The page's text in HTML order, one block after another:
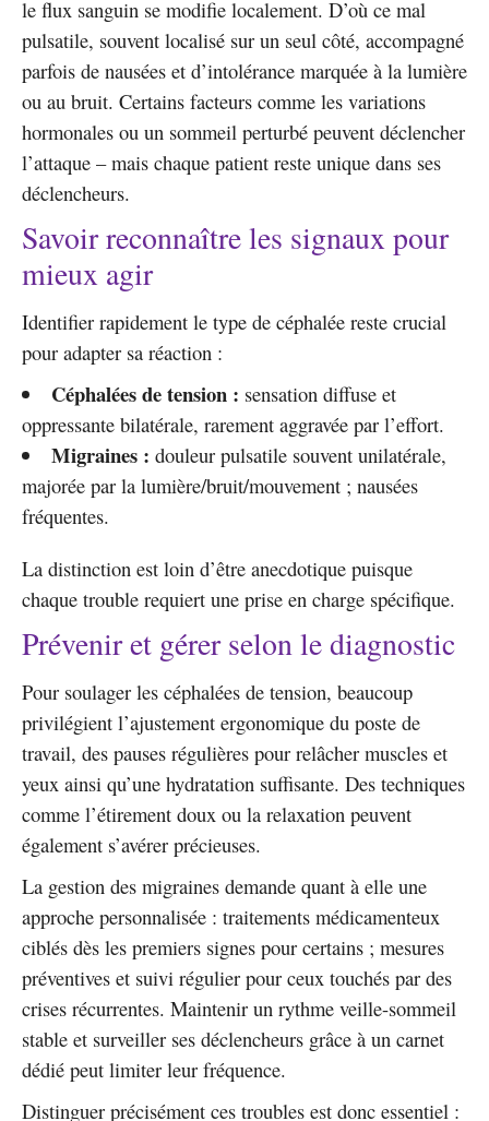
le flux sanguin se modifie localement. D’où ce mal
pulsatile, souvent localisé sur un seul côté, accompagné
parfois de nausées et d’intolérance marquée à la lumière
ou au bruit. Certains facteurs comme les variations
hormonales ou un sommeil perturbé peuvent déclencher
l’attaque – mais chaque patient reste unique dans ses
déclencheurs.
Savoir reconnaître les signaux pour
mieux agir
Identifier rapidement le type de céphalée reste crucial
pour adapter sa réaction :
Céphalées de tension : sensation diffuse et
oppressante bilatérale, rarement aggravée par l’effort.
Migraines : douleur pulsatile souvent unilatérale,
majorée par la lumière/bruit/mouvement ; nausées
fréquentes.
La distinction est loin d’être anecdotique puisque
chaque trouble requiert une prise en charge spécifique.
Prévenir et gérer selon le diagnostic
Pour soulager les céphalées de tension, beaucoup
privilégient l’ajustement ergonomique du poste de
travail, des pauses régulières pour relâcher muscles et
yeux ainsi qu’une hydratation suffisante. Des techniques
comme l’étirement doux ou la relaxation peuvent
également s’avérer précieuses.
La gestion des migraines demande quant à elle une
approche personnalisée : traitements médicamenteux
ciblés dès les premiers signes pour certains ; mesures
préventives et suivi régulier pour ceux touchés par des
crises récurrentes. Maintenir un rythme veille-sommeil
stable et surveiller ses déclencheurs grâce à un carnet
dédié peut limiter leur fréquence.
Distinguer précisément ces troubles est donc essentiel :